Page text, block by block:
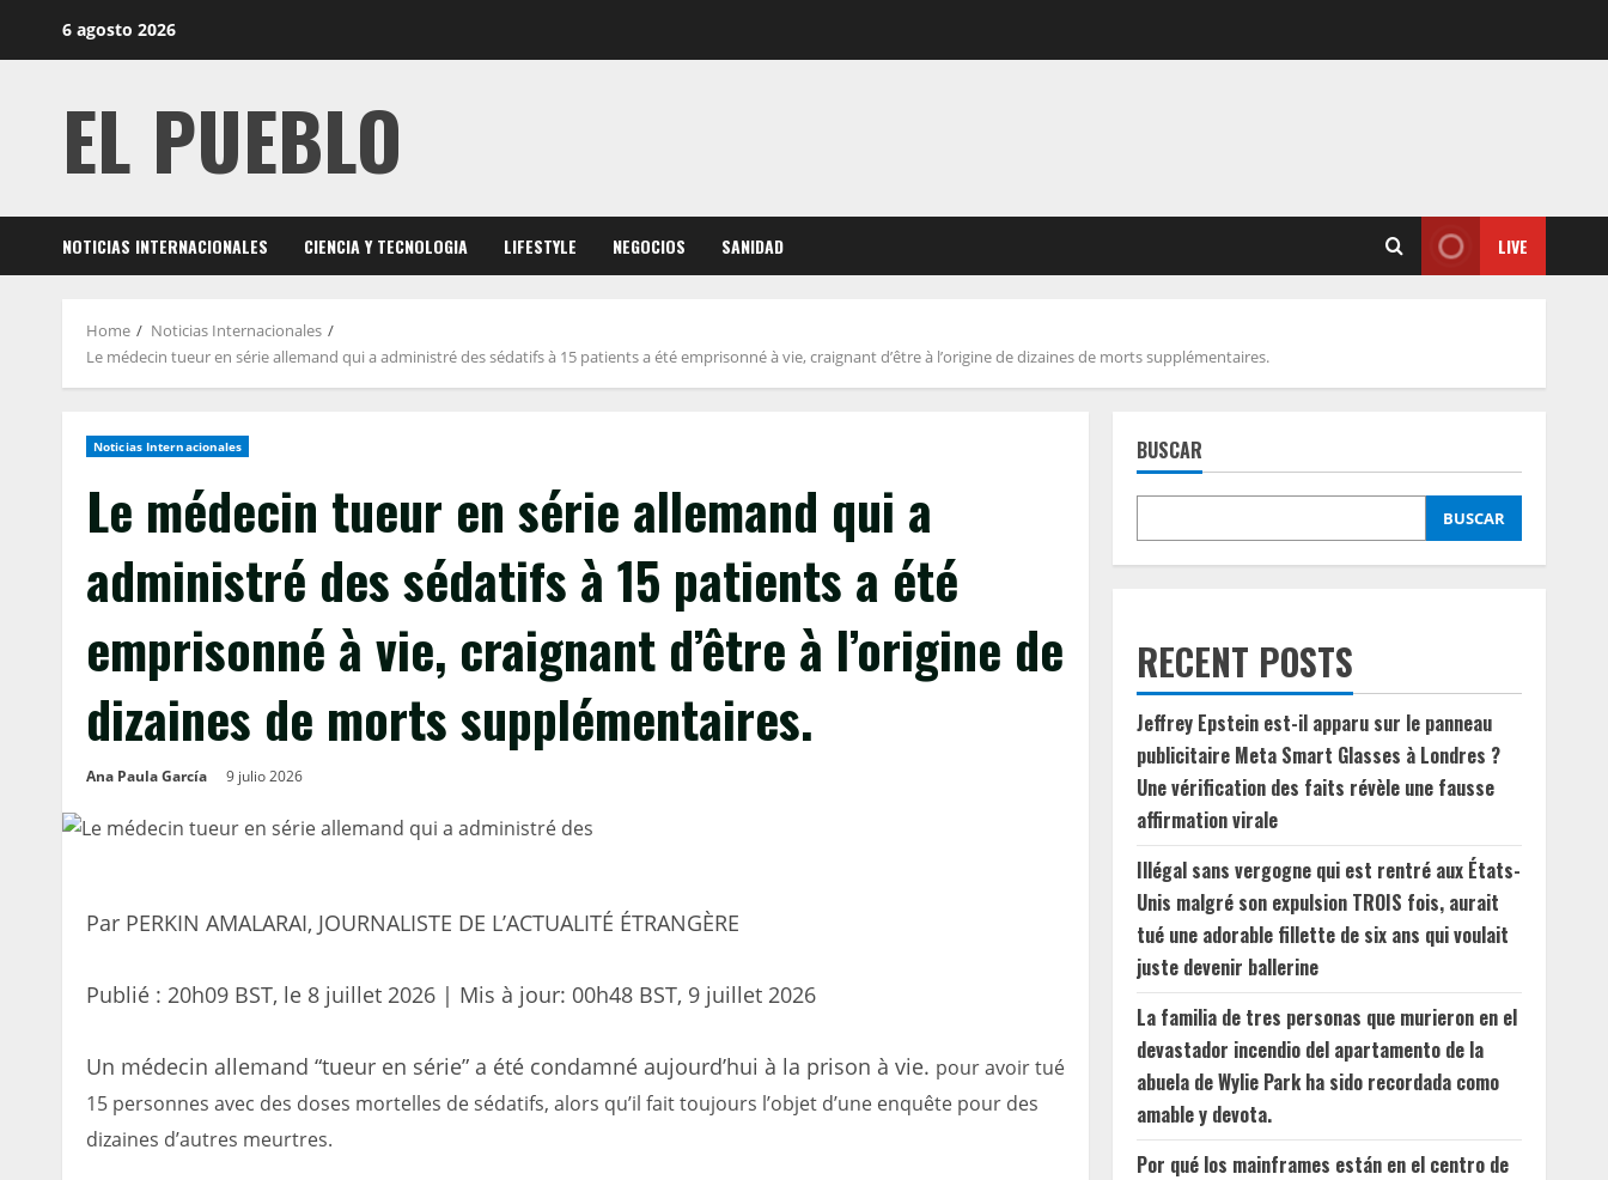
6 agosto 2026
EL PUEBLO
NOTICIAS INTERNACIONALES CIENCIA Y TECNOLOGIA LIFESTYLE NEGOCIOS SANIDAD LIVE
Home
Noticias Internacionales
Le médecin tueur en série allemand qui a administré des sédatifs à 15 patients a été emprisonné à vie, craignant d’être à l’origine de dizaines de morts supplémentaires.
Noticias Internacionales
Le médecin tueur en série allemand qui a
administré des sédatifs à 15 patients a été
emprisonné à vie, craignant d’être à l’origine de
dizaines de morts supplémentaires.
Ana Paula García 9 julio 2026
Par PERKIN AMALARAI, JOURNALISTE DE L’ACTUALITÉ ÉTRANGÈRE
Publié : 20h09 BST, le 8 juillet 2026 | Mis à jour: 00h48 BST, 9 juillet 2026
Un médecin allemand “tueur en série” a été condamné aujourd’hui à la prison à vie. pour avoir tué
15 personnes avec des doses mortelles de sédatifs, alors qu’il fait toujours l’objet d’une enquête pour des
dizaines d’autres meurtres.
BUSCAR
BUSCAR
RECENT POSTS
Jeffrey Epstein est-il apparu sur le panneau
publicitaire Meta Smart Glasses à Londres ?
Une vérification des faits révèle une fausse
affirmation virale
Illégal sans vergogne qui est rentré aux États-
Unis malgré son expulsion TROIS fois, aurait
tué une adorable fillette de six ans qui voulait
juste devenir ballerine
La familia de tres personas que murieron en el
devastador incendio del apartamento de la
abuela de Wylie Park ha sido recordada como
amable y devota.
Por qué los mainframes están en el centro de